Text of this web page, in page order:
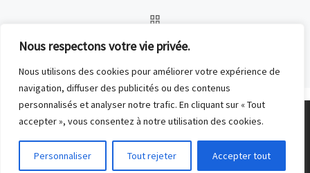
Nous respectons votre vie privée.
Nous utilisons des cookies pour améliorer votre expérience de
navigation, diffuser des publicités ou des contenus
personnalisés et analyser notre trafic. En cliquant sur « Tout
accepter », vous consentez à notre utilisation des cookies.
Personnaliser Tout rejeter Accepter tout
LES PHOTOS DU MOIS (LISTE RÉCAPITULATIVE)
© 2026Club Photo de Malakoff– Tous droits réservés